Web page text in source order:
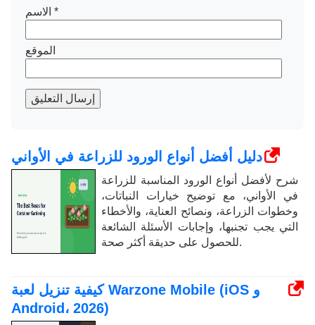
*
الموقع
إرسال التعليق
دليل أفضل أنواع الورود للزراعة في الأواني
شرح لأفضل أنواع الورود المناسبة للزراعة
في الأواني، مع توضيح خيارات النباتات،
وخطوات الزراعة، ونصائح العناية، والأخطاء
التي يجب تجنبها، وإجابات الأسئلة الشائعة
للحصول على حديقة أكثر صحة.
كيفية تنزيل لعبة Warzone Mobile (iOS و
Android، 2026)